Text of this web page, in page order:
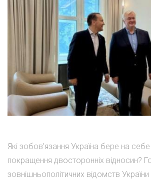
Які зобов’язання Україна бере на
покращення двосторонніх відносин?
зовнішньополітичних відомств